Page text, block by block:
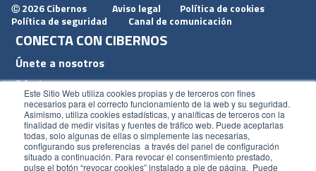
Este Sitio Web utiliza cookies propias y de terceros con fines
necesarios para el correcto funcionamiento de la web y su seguridad.
Asimismo, utiliza cookies estadísticas, y analíticas de terceros con la
finalidad de medir visitas y fuentes de tráfico web. Puede aceptarlas
todas, solo algunas de ellas o simplemente las necesarias,
configurando sus preferencias a través del panel de configuración
situado a continuación. Para revocar el consentimiento prestado,
pulse el botón “revocar cookies” instalado a pie de página. Puede
Ⓒ 2026 Cibernos Aviso legal
Política de cookies
Política de seguridad
Canal de comunicación
CONECTA CON CIBERNOS
Únete a nosotros
Dónde estamos
Conoce nuestro blog